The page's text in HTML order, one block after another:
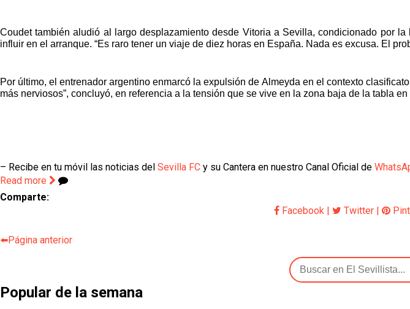
Coudet también aludió al largo desplazamiento desde Vitoria a Sevilla, condicionado por
influir en el arranque. “Es raro tener un viaje de diez horas en España. Nada es excusa. El
Por último, el entrenador argentino enmarcó la expulsión de Almeyda en el contexto
más nerviosos”, concluyó, en referencia a la tensión que se vive en la zona baja de la tabla
– Recibe en tu móvil las noticias del Sevilla FC y su Cantera en nuestro Canal Oficial de
Read more
Comparte:
Facebook | Twitter |
⬅️Página anterior
Popular de la semana